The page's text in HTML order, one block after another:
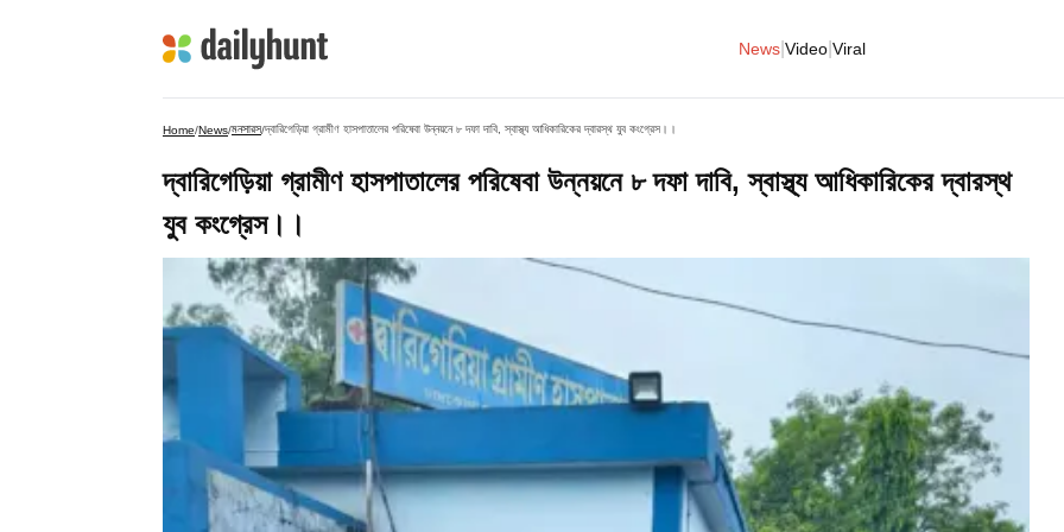
News Video Viral
Home/News/মনসারস/দ্বারিগেড়িয়া গ্রামীণ হাসপাতালের পরিষেবা উন্নয়নে ৮ দফা দাবি, স্বাস্থ্য আধিকারিকের দ্বারস্থ যুব কংগ্রেস।।
দ্বারিগেড়িয়া গ্রামীণ হাসপাতালের পরিষেবা উন্নয়নে ৮ দফা দাবি, স্বাস্থ্য আধিকারিকের দ্বারস্থ
যুব কংগ্রেস।।